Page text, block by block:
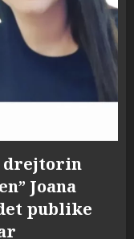
drejtorin
Joana
publike